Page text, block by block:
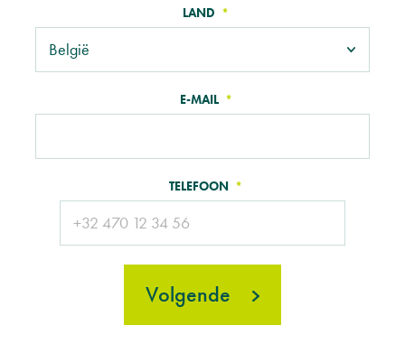
LAND
E-MAIL
TELEFOON
Volgende